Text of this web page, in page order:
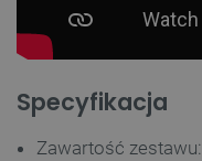
Specyfikacja
Zawartość zestawu: